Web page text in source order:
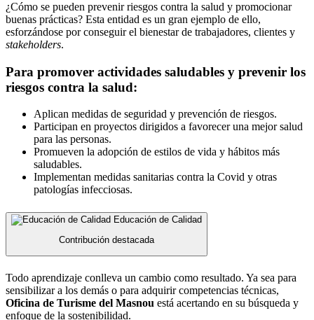
¿Cómo se pueden prevenir riesgos contra la salud y promocionar
buenas prácticas? Esta entidad es un gran ejemplo de ello,
esforzándose por conseguir el bienestar de trabajadores, clientes y
stakeholders.
Para promover actividades saludables y prevenir los
riesgos contra la salud:
Aplican medidas de seguridad y prevención de riesgos.
Participan en proyectos dirigidos a favorecer una mejor salud
para las personas.
Promueven la adopción de estilos de vida y hábitos más
saludables.
Implementan medidas sanitarias contra la Covid y otras
patologías infecciosas.
Educación de Calidad
Contribución destacada
Todo aprendizaje conlleva un cambio como resultado. Ya sea para
sensibilizar a los demás o para adquirir competencias técnicas,
Oficina de Turisme del Masnou está acertando en su búsqueda y
enfoque de la sostenibilidad.